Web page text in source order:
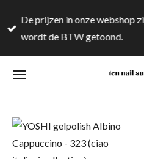
direct
hoofdinhoud
De prijzen in onze webshop
wordt de BTW getoond.